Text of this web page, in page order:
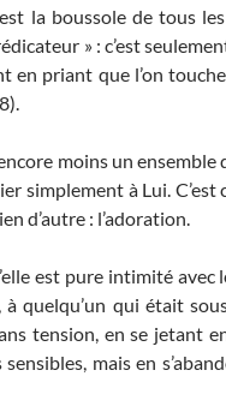
la boussole de tous
» : c’est
en priant que l’on
moins un ensemble
simplement à Lui. C’est
d’autre : l’adoration.
est pure intimité avec
quelqu’un qui était
tension, en se jetant
mais en